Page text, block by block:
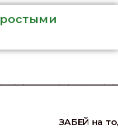
ЗАБЕЙ на то,